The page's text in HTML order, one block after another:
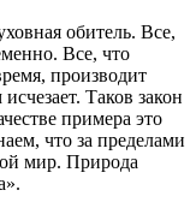
обитель. Все,
Все, что
производит
Таков закон
примера это
что за пределами
мир. Природа